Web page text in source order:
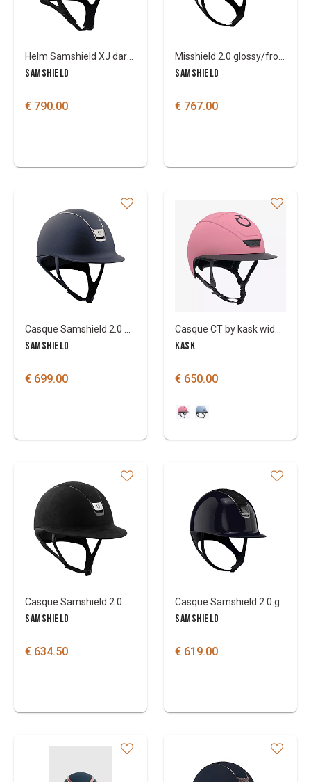
SAMSHIELD
€ 790.00
SAMSHIELD
€ 767.00
SAMSHIELD
€ 699.00
KASK
€ 650.00
SAMSHIELD
€ 634.50
SAMSHIELD
€ 619.00